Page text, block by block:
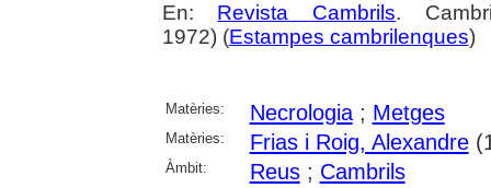
En: Revista Cambrils.
1972) (Estampes cambrilenques)
Matèries: Necrologia; Metges
Matèries: Frias i Roig, Alexandre
Àmbit: Reus; Cambrils